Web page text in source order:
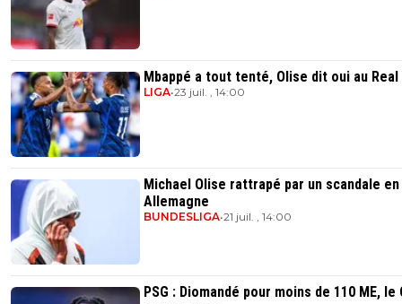
Mbappé a tout tenté, Olise dit oui au Real
LIGA•23 juil. , 14:00
Michael Olise rattrapé par un scandale en
Allemagne
BUNDESLIGA•21 juil. , 14:00
PSG : Diomandé pour moins de 110 ME, le